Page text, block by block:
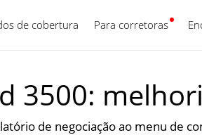
de cobertura Para corretoras
Português
3500:
de negociação ao menu de